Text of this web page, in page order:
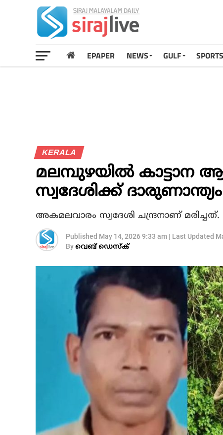
EPAPER NEWS GULF SPORTS
KERALA
മലമ്പുഴയില്‍ കാട്ടാന
സ്വദേശിക്ക് ദാരുണാന്ത്യം
അകമലവാരം സ്വദേശി ചന്ദ്രനാണ് മരിച്ചത്.
Published May 14, 2026 9:33 am | Last Updated
Byവെബ് ഡെസ്‌ക്